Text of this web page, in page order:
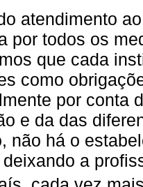
atendimento
por todos os
que cada
como
por conta
e da das
não há o
a